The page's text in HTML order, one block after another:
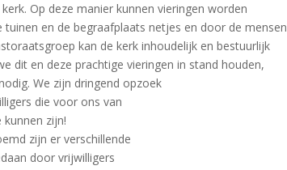
Op deze manier kunnen vieringen worden
tuinen en de begraafplaats netjes en door de mensen
kan de kerk inhoudelijk en bestuurlijk
dit en deze prachtige vieringen in stand houden,
We zijn dringend opzoek
die voor ons van
zijn!
zijn er verschillende
door vrijwilligers